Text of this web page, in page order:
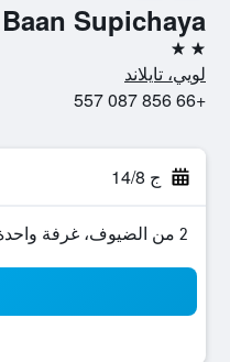
Baan Supichaya
2 نجمتين
لويي، تايلاند
+66 856 087 557
ج 14/8
2 من الضيوف، غرفة واحدة